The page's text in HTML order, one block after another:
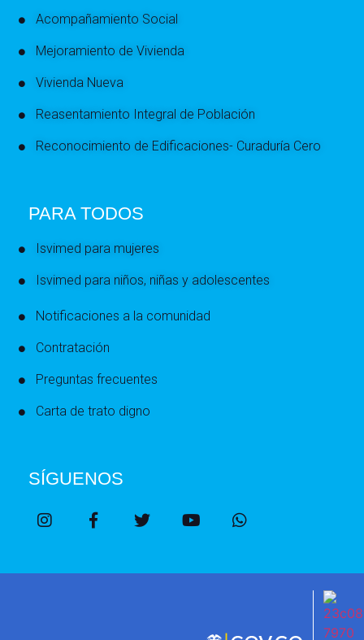
Acompañamiento Social
Mejoramiento de Vivienda
Vivienda Nueva
Reasentamiento Integral de Población
Reconocimiento de Edificaciones- Curaduría Cero
PARA TODOS
Isvimed para mujeres
Isvimed para niños, niñas y adolescentes
Notificaciones a la comunidad
Contratación
Preguntas frecuentes
Carta de trato digno
SÍGUENOS